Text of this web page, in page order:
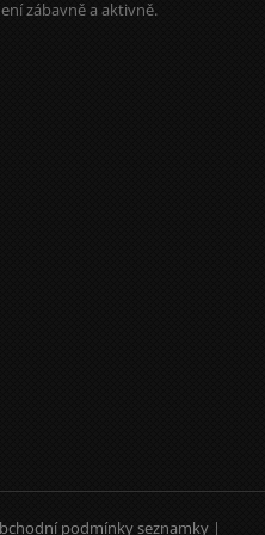
zábavně a aktivně.
podmínky seznamky |